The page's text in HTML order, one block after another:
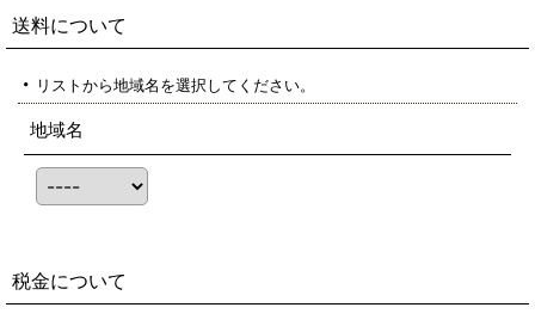
送料について
リストから地域名を選択してください。
地域名
税金について